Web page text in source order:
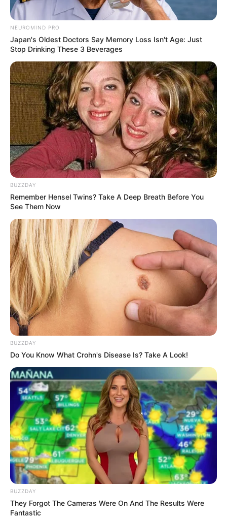
Gabriella Eka Putrisebagai Helena
Shindy Huangsebagai Lia
Mikha Hernan sebagai Theo
Kiara McKennasebagai Saphira
Penampilan Spesial
–
OST (Original Soundtrack)
–
Trailer
TAGS TRUE STALKER
NEUROMIND PRO
Japan's Oldest Doctors Say Memory Loss Isn't Age: Just
Stop Drinking These 3 Beverages
BUZZDAY
Remember Hensel Twins? Take A Deep Breath Before You
See Them Now
BUZZDAY
Do You Know What Crohn's Disease Is? Take A Look!
BUZZDAY
They Forgot The Cameras Were On And The Results Were
Fantastic